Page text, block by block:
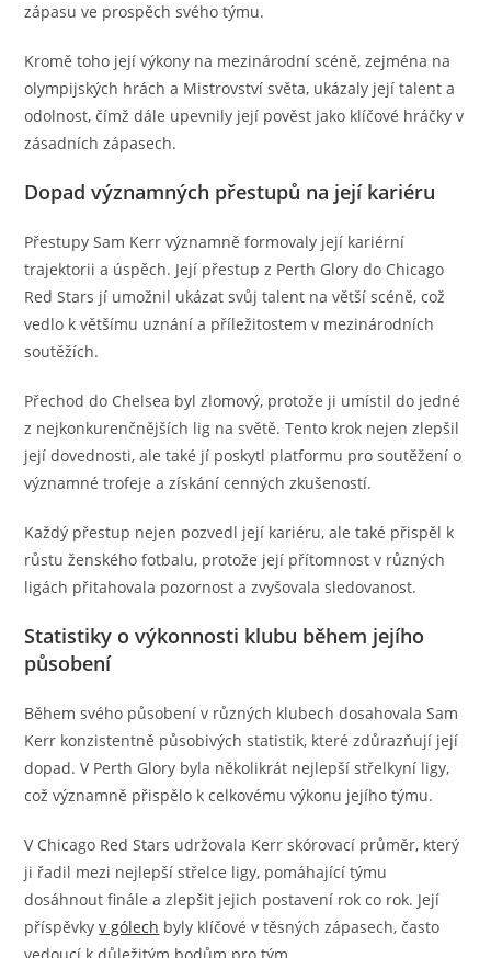
zápasu ve prospěch svého týmu.
Kromě toho její výkony na mezinárodní scéně, zejména na
olympijských hrách a Mistrovství světa, ukázaly její talent a
odolnost, čímž dále upevnily její pověst jako klíčové hráčky v
zásadních zápasech.
Dopad významných přestupů na její kariéru
Přestupy Sam Kerr významně formovaly její kariérní
trajektorii a úspěch. Její přestup z Perth Glory do Chicago
Red Stars jí umožnil ukázat svůj talent na větší scéně, což
vedlo k většímu uznání a příležitostem v mezinárodních
soutěžích.
Přechod do Chelsea byl zlomový, protože ji umístil do jedné
z nejkonkurenčnějších lig na světě. Tento krok nejen zlepšil
její dovednosti, ale také jí poskytl platformu pro soutěžení o
významné trofeje a získání cenných zkušeností.
Každý přestup nejen pozvedl její kariéru, ale také přispěl k
růstu ženského fotbalu, protože její přítomnost v různých
ligách přitahovala pozornost a zvyšovala sledovanost.
Statistiky o výkonnosti klubu během jejího
působení
Během svého působení v různých klubech dosahovala Sam
Kerr konzistentně působivých statistik, které zdůrazňují její
dopad. V Perth Glory byla několikrát nejlepší střelkyní ligy,
což významně přispělo k celkovému výkonu jejího týmu.
V Chicago Red Stars udržovala Kerr skórovací průměr, který
ji řadil mezi nejlepší střelce ligy, pomáhající týmu
dosáhnout finále a zlepšit jejich postavení rok co rok. Její
příspěvkyv gólech byly klíčové v těsných zápasech, často